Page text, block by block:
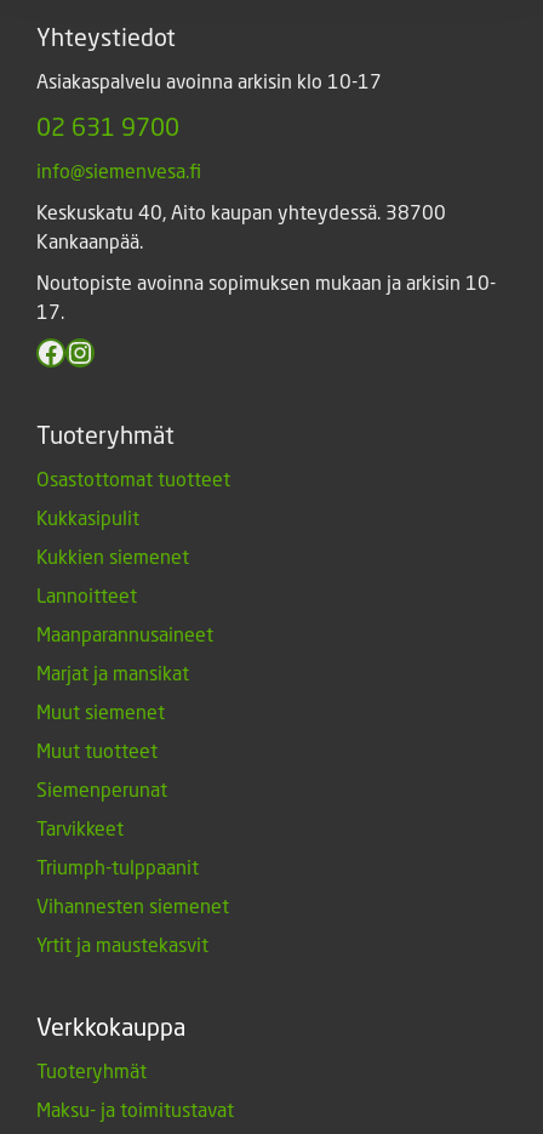
Yhteystiedot
Asiakaspalvelu avoinna arkisin klo 10-17
02 631 9700
info@siemenvesa.fi
Keskuskatu 40, Aito kaupan yhteydessä. 38700
Kankaanpää.
Noutopiste avoinna sopimuksen mukaan ja arkisin 10-
17.
Facebook
Instagram
Tuoteryhmät
Osastottomat tuotteet
Kukkasipulit
Kukkien siemenet
Lannoitteet
Maanparannusaineet
Marjat ja mansikat
Muut siemenet
Muut tuotteet
Siemenperunat
Tarvikkeet
Triumph-tulppaanit
Vihannesten siemenet
Yrtit ja maustekasvit
Verkkokauppa
Tuoteryhmät
Maksu- ja toimitustavat